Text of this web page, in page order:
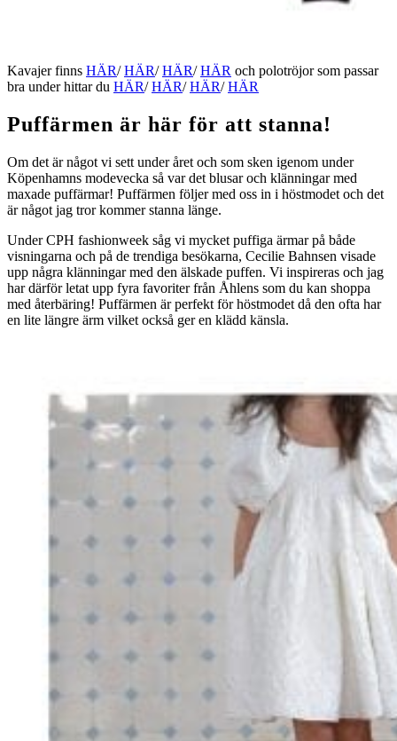
Kavajer finns HÄR/HÄR/HÄR/HÄR och polotröjor som passar
bra under hittar du HÄR/HÄR/HÄR/HÄR
Puffärmen är här för att stanna!
Om det är något vi sett under året och som sken igenom under
Köpenhamns modevecka så var det blusar och klänningar med
maxade puffärmar! Puffärmen följer med oss in i höstmodet och det
är något jag tror kommer stanna länge.
Under CPH fashionweek såg vi mycket puffiga ärmar på både
visningarna och på de trendiga besökarna, Cecilie Bahnsen visade
upp några klänningar med den älskade puffen. Vi inspireras och jag
har därför letat upp fyra favoriter från Åhlens som du kan shoppa
med återbäring! Puffärmen är perfekt för höstmodet då den ofta har
en lite längre ärm vilket också ger en klädd känsla.